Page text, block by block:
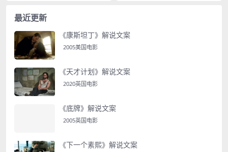
最近更新
《康斯坦丁》解说文案
2005美国电影
《天才计划》解说文案
2020英国电影
《底牌》解说文案
2005英国电影
《下一个素熙》解说文案